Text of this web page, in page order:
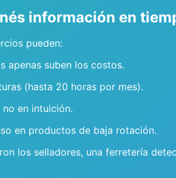
información en
pueden:
apenas suben los costos.
(hasta 20 horas por mes).
no en intuición.
en productos de baja rotación.
los selladores, una ferretería